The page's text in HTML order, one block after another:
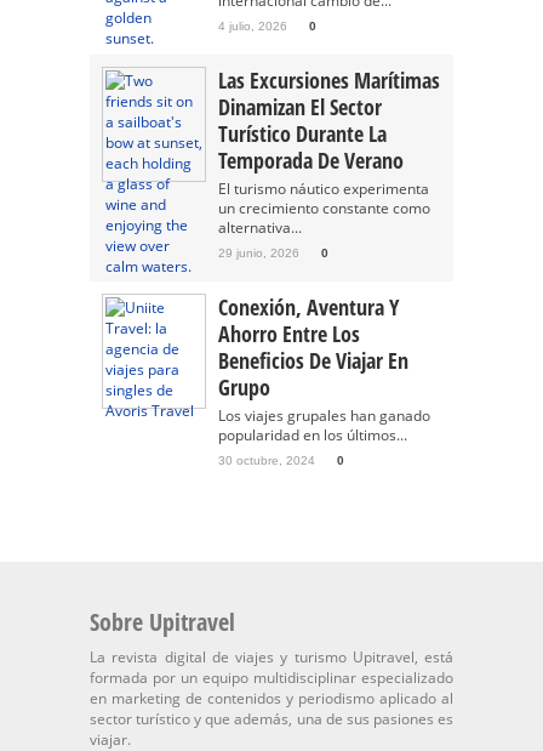
4 julio, 2026 0
Las Excursiones Marítimas
Dinamizan El Sector
Turístico Durante La
Temporada De Verano
El turismo náutico experimenta
un crecimiento constante como
alternativa...
29 junio, 2026 0
Conexión, Aventura Y
Ahorro Entre Los
Beneficios De Viajar En
Grupo
Los viajes grupales han ganado
popularidad en los últimos...
30 octubre, 2024 0
Sobre Upitravel
La revista digital de viajes y turismo Upitravel, está
formada por un equipo multidisciplinar especializado
en marketing de contenidos y periodismo aplicado al
sector turístico y que además, una de sus pasiones es
viajar.